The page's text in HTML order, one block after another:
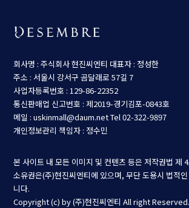
회사명 : 주식회사 현진씨엔티 대표자 : 정성한
주소 : 서울시 강서구 곰달래로 57길 7
사업자등록번호 : 129-86-22352
통신판매업 신고번호 : 제2019-경기김포-0843호
메일 : uskinmall@daum.netTel 02-322-9897
개인정보관리 책임자 : 정수민
본 사이트 내 모든 이미지 및 컨텐츠 등은 저작권법 제
소유권은(주)현진씨엔티에 있으며, 무단 도용시 법적
니다.
Copyright (c) by (주)현진씨엔티 All right Reserved.